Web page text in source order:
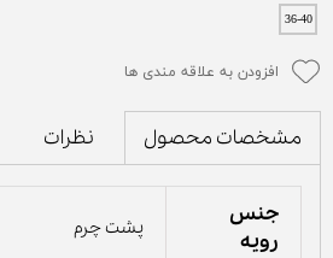
36-40
افزودن به علاقه مندی ها
مشخصات محصول نظرات
جنس
رویه
پشت چرم